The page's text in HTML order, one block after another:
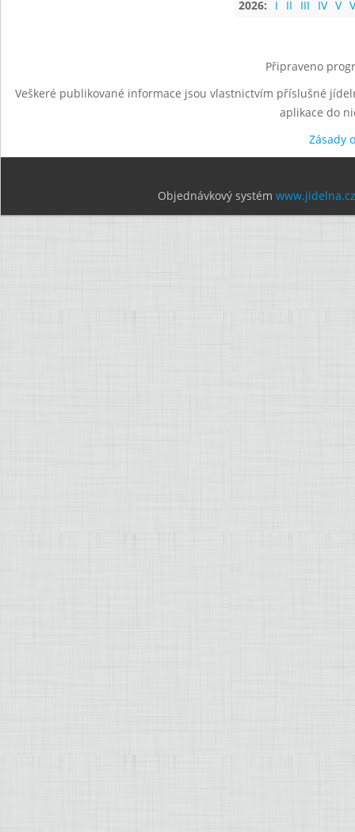
2026: I II III IV V
Připraveno
Veškeré publikované informace jsou vlastnictvím příslušné
aplikace do
Zásady
Objednávkový systém www.jidelna.cz